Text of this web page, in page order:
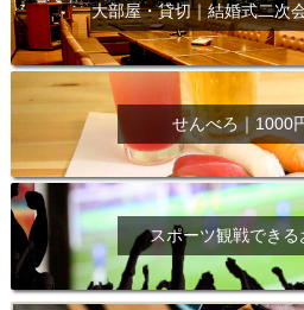
大部屋・貸切｜結婚式二次
せんべろ｜1000
スポーツ観戦できる